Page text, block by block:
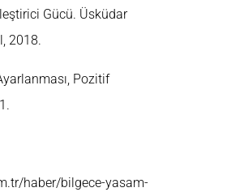
Gücü. Üsküdar
2018.
Pozitif
haber/bilgece-yasam-